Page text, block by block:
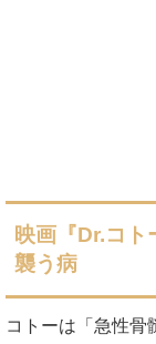
映画『Dr.コ
襲う病
コトーは「急性骨